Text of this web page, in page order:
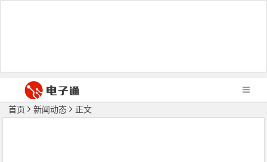
首页 新闻动态 正文